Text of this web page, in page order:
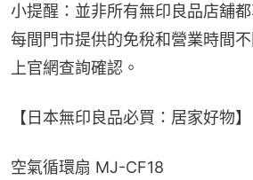
小提醒：並非所有無印良品店舖
每間門市提供的免稅和營業時間
上官網查詢確認。
【日本無印良品必買：居家好物】
空氣循環扇 MJ-CF18